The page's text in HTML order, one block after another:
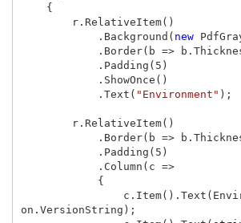
{
r. RelativeItem()
. Background ( new
. Border( b => b .
. Padding ( 5 )
. ShowOnce ()
. Text ( "Environment" );
r. RelativeItem()
. Border( b => b .
. Padding ( 5 )
. Column ( c =>
{
c . Item(). Text (
on . VersionString );